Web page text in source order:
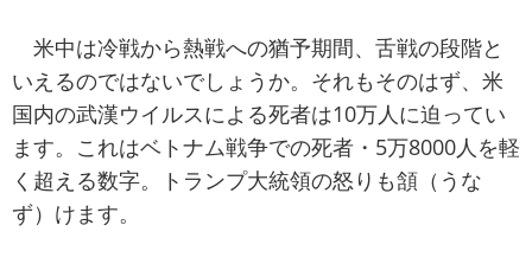
米中は冷戦から熱戦への猶予期間、舌戦の段階と
いえるのではないでしょうか。それもそのはず、米
国内の武漢ウイルスによる死者は10万人に迫ってい
ます。これはベトナム戦争での死者・5万8000人を軽
く超える数字。トランプ大統領の怒りも頷（うな
ず）けます。